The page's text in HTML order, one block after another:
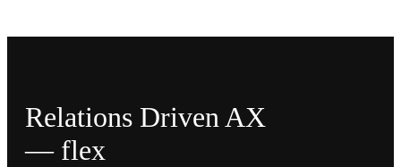
Relations Driven AX
— flex